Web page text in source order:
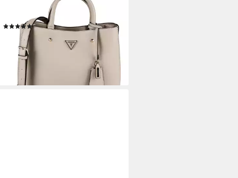
Henkeltasche Meridian II,
Polyurethan
(2)
ab 121,95 €
lieferbar - in 2-3 Werktagen bei dir